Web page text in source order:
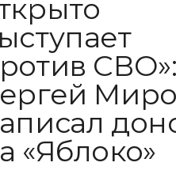
СВО»:
«Яблоко»